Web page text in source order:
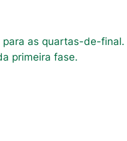
as quartas-de-
primeira fase.